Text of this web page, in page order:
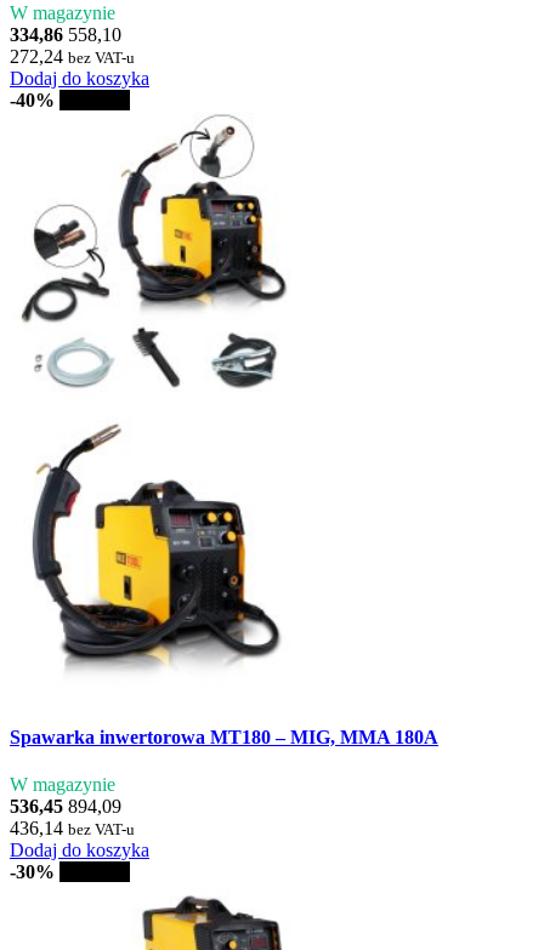
W magazynie
334,86 558,10
272,24 bez VAT-u
Dodaj do koszyka
-40%
Spawarka inwertorowa MT180 – MIG, MMA 180A
W magazynie
536,45 894,09
436,14 bez VAT-u
Dodaj do koszyka
-30%